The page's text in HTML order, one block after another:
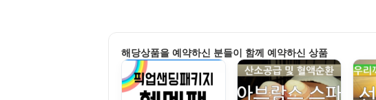
해당상품을 예약하신 분들이 함께 예약하신 상품